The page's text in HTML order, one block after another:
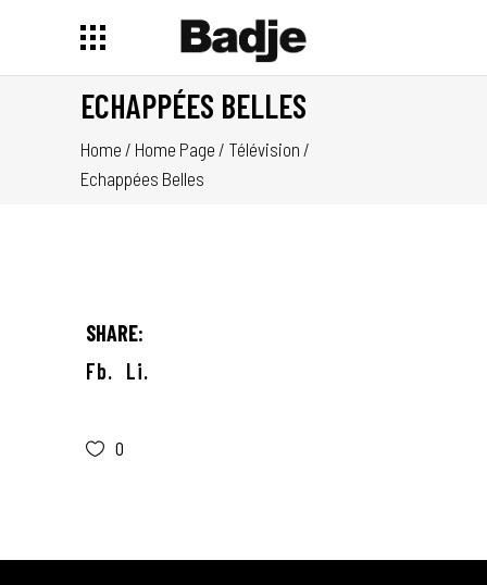
ECHAPPÉES BELLES
Home / Home Page / Télévision /
Echappées Belles
SHARE:
Fb. Li.
0